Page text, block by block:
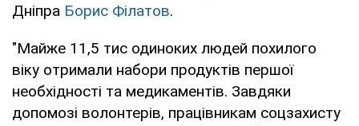
Дніпра Борис Філатов.
"Майже 11,5 тис одиноких людей похилого
віку отримали набори продуктів першої
необхідності та медикаментів. Завдяки
допомозі волонтерів, працівникам соцзахисту